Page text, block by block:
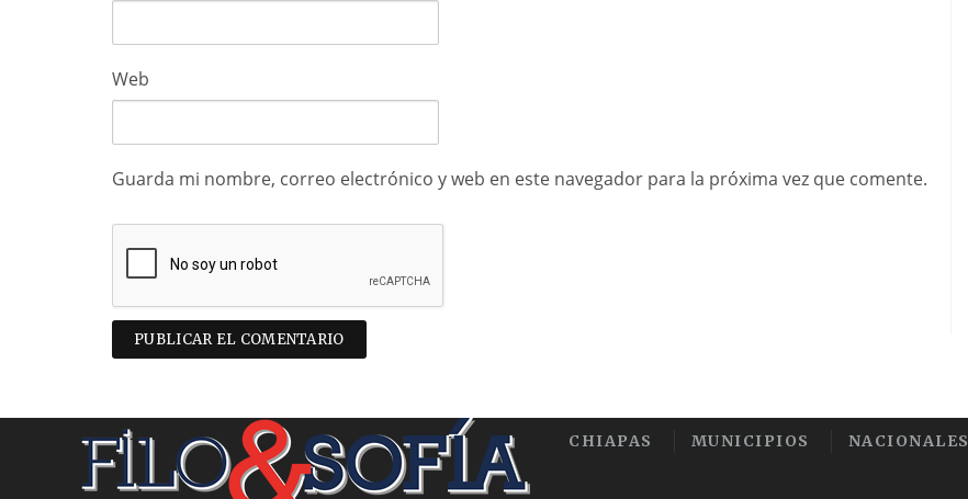
Web
Guarda mi nombre, correo electrónico y web en este navegador para la próxima vez que comente.
CHIAPAS MUNICIPIOS NACIONALES